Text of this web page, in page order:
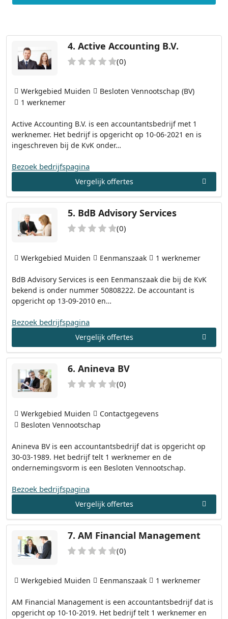
4. Active Accounting B.V.
(0)
Active Accounting B.V. is een accountantsbedrijf met 1
werknemer. Het bedrijf is opgericht op 10-06-2021 en is
ingeschreven bij de KvK onder…
Werkgebied Muiden
Besloten Vennootschap (BV)
1 werknemer
Bezoek bedrijfspagina
Vergelijk offertes
5. BdB Advisory Services
(0)
BdB Advisory Services is een Eenmanszaak die bij de KvK
bekend is onder nummer 50808222. De accountant is
opgericht op 13-09-2010 en…
Werkgebied Muiden Eenmanszaak 1 werknemer
Bezoek bedrijfspagina
Vergelijk offertes
6. Anineva BV
(0)
Anineva BV is een accountantsbedrijf dat is opgericht op
30-03-1989. Het bedrijf telt 1 werknemer en de
ondernemingsvorm is een Besloten Vennootschap.
Werkgebied Muiden
Contactgegevens
Besloten Vennootschap
Bezoek bedrijfspagina
Vergelijk offertes
7. AM Financial Management
(0)
AM Financial Management is een accountantsbedrijf dat is
opgericht op 10-10-2019. Het bedrijf telt 1 werknemer en
Werkgebied Muiden Eenmanszaak 1 werknemer